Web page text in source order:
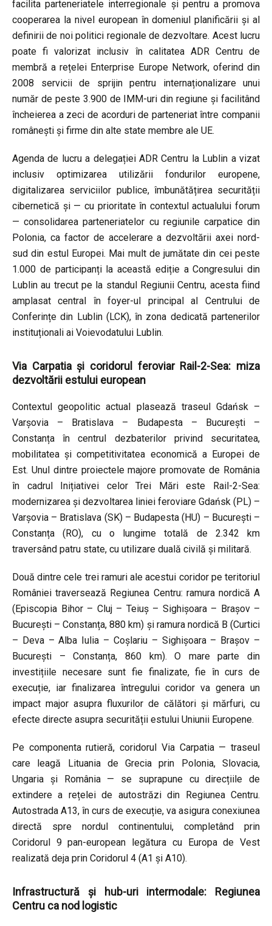
facilita parteneriatele interregionale și pentru a promova
cooperarea la nivel european în domeniul planificării și al
definirii de noi politici regionale de dezvoltare. Acest lucru
poate fi valorizat inclusiv în calitatea ADR Centru de
membră a rețelei Enterprise Europe Network, oferind din
2008 servicii de sprijin pentru internaționalizare unui
număr de peste 3.900 de IMM-uri din regiune și facilitând
încheierea a zeci de acorduri de parteneriat între companii
românești și firme din alte state membre ale UE.
Agenda de lucru a delegației ADR Centru la Lublin a vizat
inclusiv optimizarea utilizării fondurilor europene,
digitalizarea serviciilor publice, îmbunătățirea securității
cibernetică și — cu prioritate în contextul actualului forum
— consolidarea parteneriatelor cu regiunile carpatice din
Polonia, ca factor de accelerare a dezvoltării axei nord-
sud din estul Europei. Mai mult de jumătate din cei peste
1.000 de participanți la această ediție a Congresului din
Lublin au trecut pe la standul Regiunii Centru, acesta fiind
amplasat central în foyer-ul principal al Centrului de
Conferințe din Lublin (LCK), în zona dedicată partenerilor
instituționali ai Voievodatului Lublin.
Via Carpatia și coridorul feroviar Rail-2-Sea: miza
dezvoltării estului european
Contextul geopolitic actual plasează traseul Gdańsk –
Varșovia – Bratislava – Budapesta – București –
Constanța în centrul dezbaterilor privind securitatea,
mobilitatea și competitivitatea economică a Europei de
Est. Unul dintre proiectele majore promovate de România
în cadrul Inițiativei celor Trei Mări este Rail-2-Sea:
modernizarea și dezvoltarea liniei feroviare Gdańsk (PL) –
Varșovia – Bratislava (SK) – Budapesta (HU) – București –
Constanța (RO), cu o lungime totală de 2.342 km
traversând patru state, cu utilizare duală civilă și militară.
Două dintre cele trei ramuri ale acestui coridor pe teritoriul
României traversează Regiunea Centru: ramura nordică A
(Episcopia Bihor – Cluj – Teiuș – Sighișoara – Brașov –
București – Constanța, 880 km) și ramura nordică B (Curtici
– Deva – Alba Iulia – Coșlariu – Sighișoara – Brașov –
București – Constanța, 860 km). O mare parte din
investițiile necesare sunt fie finalizate, fie în curs de
execuție, iar finalizarea întregului coridor va genera un
impact major asupra fluxurilor de călători și mărfuri, cu
efecte directe asupra securității estului Uniunii Europene.
Pe componenta rutieră, coridorul Via Carpatia — traseul
care leagă Lituania de Grecia prin Polonia, Slovacia,
Ungaria și România — se suprapune cu direcțiile de
extindere a rețelei de autostrăzi din Regiunea Centru.
Autostrada A13, în curs de execuție, va asigura conexiunea
directă spre nordul continentului, completând prin
Coridorul 9 pan-european legătura cu Europa de Vest
realizată deja prin Coridorul 4 (A1 și A10).
Infrastructură și hub-uri intermodale: Regiunea
Centru ca nod logistic